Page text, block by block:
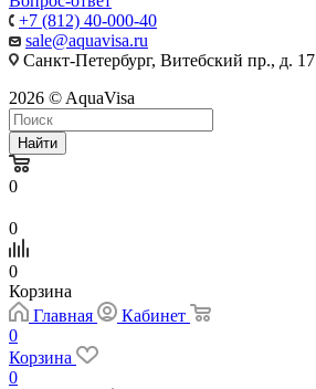
+7 (812) 40-000-40
sale@aquavisa.ru
Санкт-Петербург, Витебский пр., д. 17
2026 © AquaVisa
Найти
0
0
0
Корзина
Главная
Кабинет
0
Корзина
0